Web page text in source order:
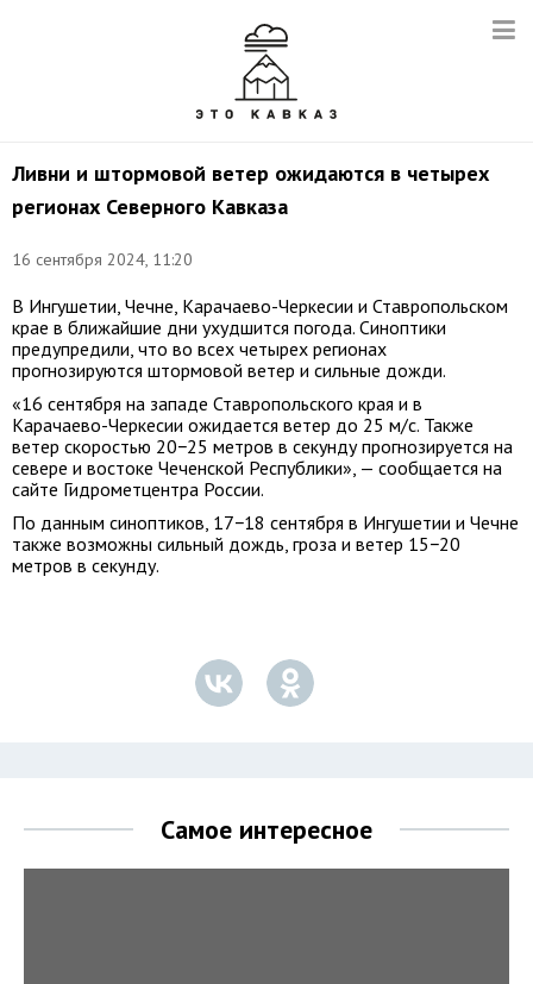
Ливни и штормовой ветер ожидаются в четырех
регионах Северного Кавказа
16 сентября 2024, 11:20
В Ингушетии, Чечне, Карачаево-Черкесии и Ставропольском
крае в ближайшие дни ухудшится погода. Синоптики
предупредили, что во всех четырех регионах
прогнозируются штормовой ветер и сильные дожди.
«16 сентября на западе Ставропольского края и в
Карачаево-Черкесии ожидается ветер до 25 м/с. Также
ветер скоростью 20−25 метров в секунду прогнозируется на
севере и востоке Чеченской Республики», — сообщается на
сайте Гидрометцентра России.
По данным синоптиков, 17−18 сентября в Ингушетии и Чечне
также возможны сильный дождь, гроза и ветер 15−20
метров в секунду.
Самое интересное